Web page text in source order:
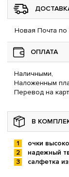
Новая Почта по
ОПЛАТА
Наличными,
Наложенным
Перевод на
В
очки
надежный
салфетка